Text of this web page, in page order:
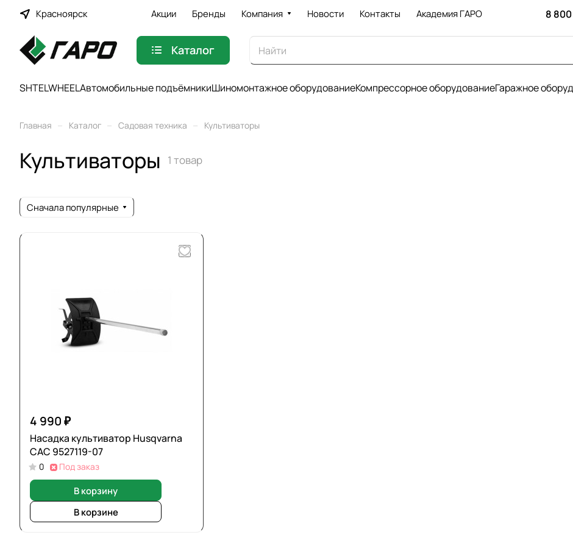
Красноярск Акции Бренды Компания Новости Контакты Академия ГАРО 8
Каталог
SHTELWHEELАвтомобильные подъёмникиШиномонтажное оборудованиеКомпрессорное оборудованиеГаражное
Главная – Каталог – Садовая техника – Культиваторы
Культиваторы 1 товар
Сначала популярные
4 990 ₽
Насадка культиватор Husqvarna
CAC 9527119-07
0 Под заказ
В корзину
В корзине